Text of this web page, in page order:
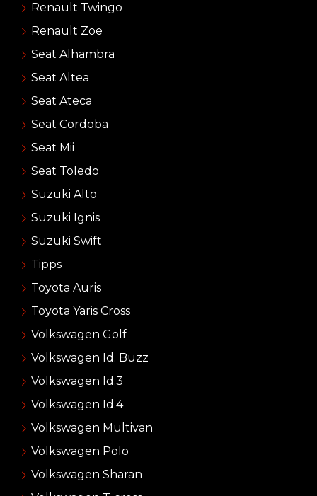
Renault Twingo
Renault Zoe
Seat Alhambra
Seat Altea
Seat Ateca
Seat Cordoba
Seat Mii
Seat Toledo
Suzuki Alto
Suzuki Ignis
Suzuki Swift
Tipps
Toyota Auris
Toyota Yaris Cross
Volkswagen Golf
Volkswagen Id. Buzz
Volkswagen Id.3
Volkswagen Id.4
Volkswagen Multivan
Volkswagen Polo
Volkswagen Sharan